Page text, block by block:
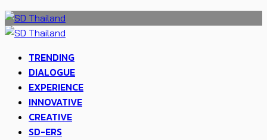
TRENDING
DIALOGUE
EXPERIENCE
INNOVATIVE
CREATIVE
SD-ERS